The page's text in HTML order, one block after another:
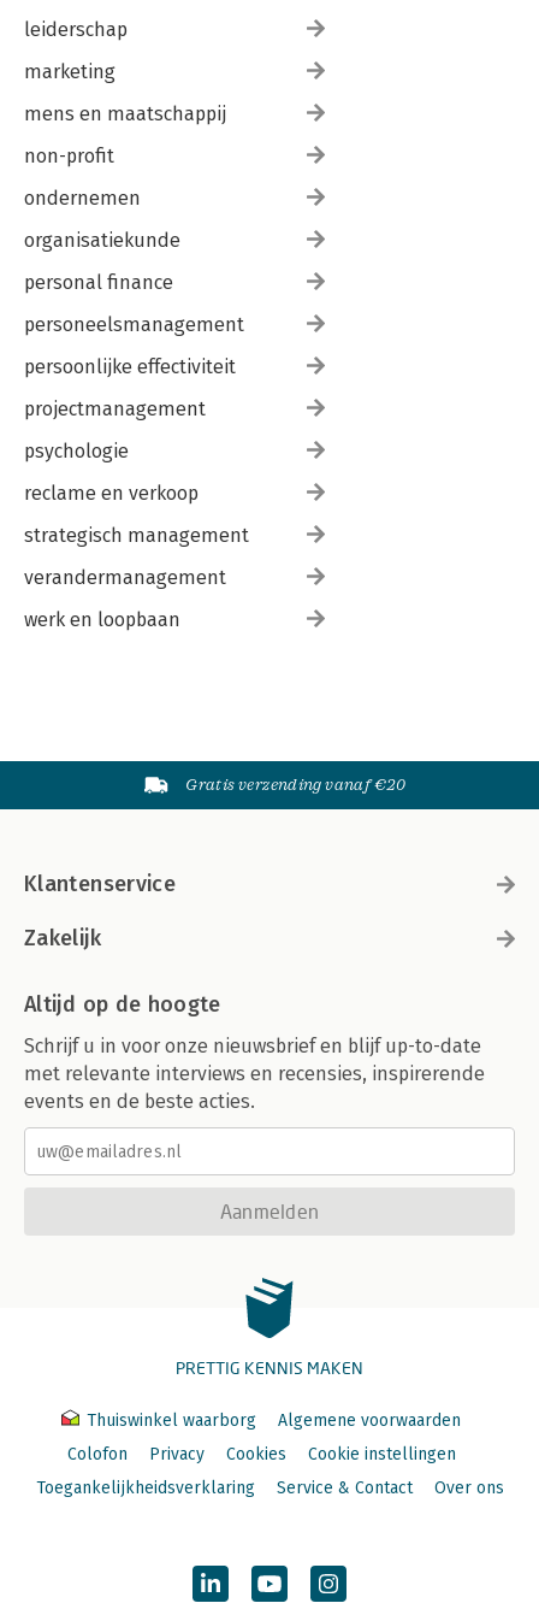
leiderschap
marketing
mens en maatschappij
non-profit
ondernemen
organisatiekunde
personal finance
personeelsmanagement
persoonlijke effectiviteit
projectmanagement
psychologie
reclame en verkoop
strategisch management
verandermanagement
werk en loopbaan
Gratis verzending vanaf €20
Klantenservice
Zakelijk
Altijd op de hoogte
Schrijf u in voor onze nieuwsbrief en blijf up-to-date
met relevante interviews en recensies, inspirerende
events en de beste acties.
Aanmelden
PRETTIG KENNIS MAKEN
Thuiswinkel waarborg
Algemene voorwaarden
Colofon
Privacy Cookies
Cookie instellingen
Toegankelijkheidsverklaring
Service & Contact Over ons